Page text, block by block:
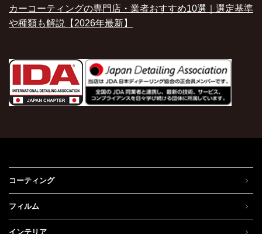
カーコーティングの専門店・業者おすすめ10選｜選定基準
や種類も解説【2026年最新】
コーティング
フィルム
インテリア